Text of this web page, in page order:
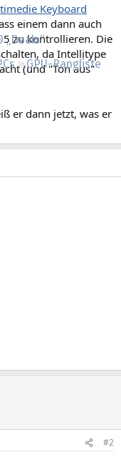
„Deals“
GPU-Rangliste
Keyboard
einem dann auch
5 zu kontrollieren. Die
da Intellitype
(und "Ton aus"
er dann jetzt, was er
#2